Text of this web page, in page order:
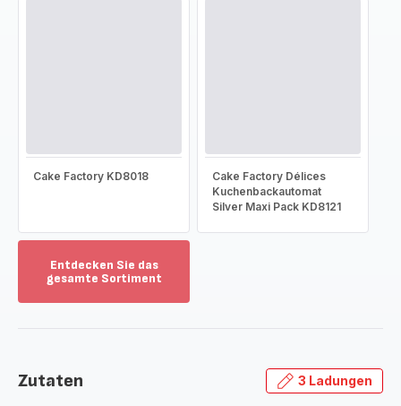
Cake Factory KD8018
Cake Factory Délices
Kuchenbackautomat
Silver Maxi Pack KD8121
Entdecken Sie das
gesamte Sortiment
das
Zutaten 3 Ladungen